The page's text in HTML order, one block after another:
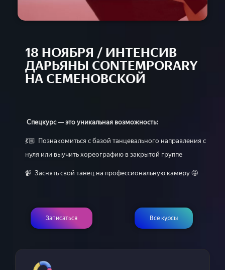
18 НОЯБРЯ / ИНТЕНСИВ
ДАРЬЯНЫ CONTEMPORARY
НА СЕМЕНОВСКОЙ
Спецкурс — это уникальная возможность:
💃🏼 Познакомиться с базой танцевального направления с
нуля или выучить хореографию в закрытой группе
📹 Заснять свой танец на профессиональную камеру 🤩
Записаться Все курсы